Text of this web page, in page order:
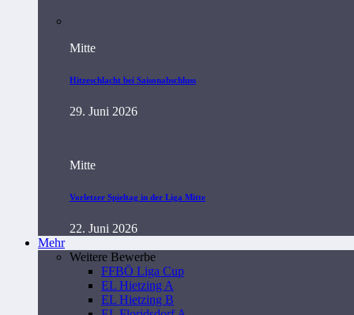
Mitte
Hitzeschlacht bei Saisonabschluss
29. Juni 2026
Mitte
Vorletzer Spieltag in der Liga Mitte
22. Juni 2026
Mehr
Weitere Bewerbe
FFBÖ Liga Cup
EL Hietzing A
EL Hietzing B